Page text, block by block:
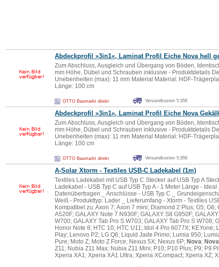
Abdeckprofil »3in1«, Laminat Profil Eiche Novahell
Zum Abschluss, Ausgleich und Übergang von Böden,
mm Höhe, Dübel und Schrauben inklusive - Produktdetails
Unebenheiten (max): 11 mm Material Material: HDF-
Länge: 100 cm
OTTO Baumarkt direkt Versandkosten 5,95€
Abdeckprofil »3in1«, Laminat Profil Eiche Nova
Zum Abschluss, Ausgleich und Übergang von Böden,
mm Höhe, Dübel und Schrauben inklusive - Produktdetails
Unebenheiten (max): 11 mm Material Material: HDF-
Länge: 100 cm
OTTO Baumarkt direkt Versandkosten 5,95€
A-Solar Xtorm - Textiles USB-C Ladekabel (1m)
Textiles Ladekabel mit USB Typ C Stecker auf USB Typ A
Ladekabel - USB Typ C auf USB Typ A - 1 Meter Länge -
Datenübertragen _ Anschlüsse - USB Typ C _
Weiß - Produkttyp: Lader _ Lieferumfang - Xtorm - Textiles
Kompatibel zu: Axon 7; Axon 7 mini; Diamond 2 Plus; G5; G6;
A520F; GALAXY Note 7 N930F; GALAXY S8 G950F;
W700; GALAXY Tab Pro S W703; GALAXY Tab Pro S W708;
Honor Note 8; HTC 10; HTC U11; Idol 4 Pro 6077X; KEYone;
Play; Lenovo P2; LG Q6; Liquid Jade Primo; Lumia 950;
Pure; Moto Z; Moto Z Force; Nexus 5X; Nexus 6P; Nova; Nova
Z11; Nubia Z11 Max; Nubia Z11 Mini; P10; P10 Plus; P9; P9
Xperia XA1; Xperia XA1 Ultra; Xperia XCompact; Xperia XZ;